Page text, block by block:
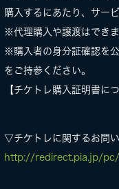
購入するにあたり、サー
※代理購入や譲渡はできま
※購入者の身分証確認を
をご持参ください。
【チケトレ購入証明書につ
▽チケトレに関するお問
http://redirect.pia.jp/pc/